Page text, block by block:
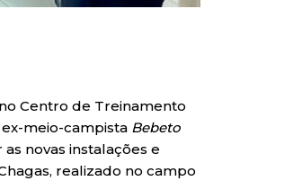
Centro de Treinamento
meio-campista Bebeto
novas instalações e
realizado no campo